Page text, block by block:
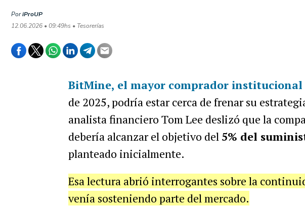
PoriProUP
12.06.2026 • 09:49hs • Tesorerías
BitMine, el mayor comprador institucional
de 2025, podría estar cerca de frenar su
analista financiero Tom Lee deslizó que la
debería alcanzar el objetivo del 5% del
planteado inicialmente.
Esa lectura abrió interrogantes sobre la
venía sosteniendo parte del mercado.